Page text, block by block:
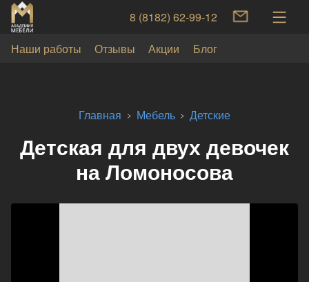
8 (8182) 62-99-12
Наши работы Отзывы Акции Блог
Главная Мебель Детские
Детская для двух девочек
на Ломоносова